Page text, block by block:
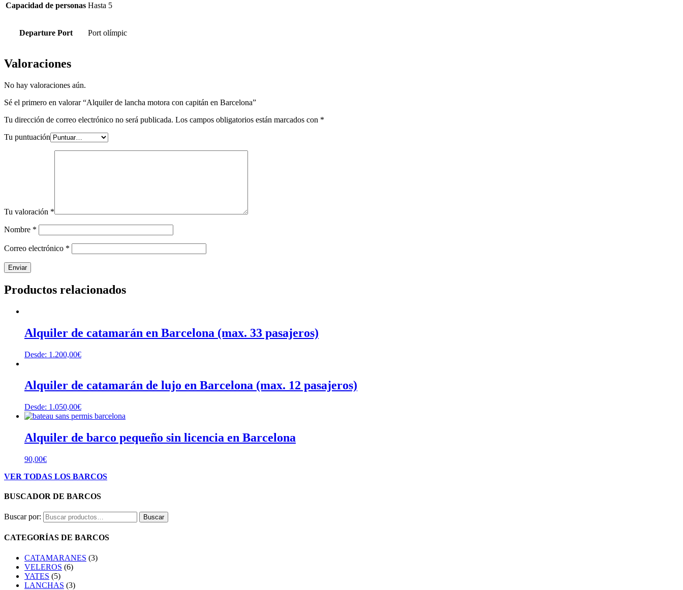
Capacidad de personas Hasta 5
Departure Port Port olímpic
Valoraciones
No hay valoraciones aún.
Sé el primero en valorar “Alquiler de lancha motora con capitán en Barcelona”
Tu dirección de correo electrónico no será publicada. Los campos obligatorios están marcados con *
Tu puntuación
Tu valoración *
Nombre *
Correo electrónico *
Productos relacionados
Alquiler de catamarán en Barcelona (max. 33 pasajeros)
Desde: 1.200,00€
Alquiler de catamarán de lujo en Barcelona (max. 12 pasajeros)
Desde: 1.050,00€
Alquiler de barco pequeño sin licencia en Barcelona
90,00€
VER TODAS LOS BARCOS
BUSCADOR DE BARCOS
Buscar por: Buscar
CATEGORÍAS DE BARCOS
CATAMARANES (3)
VELEROS (6)
YATES (5)
LANCHAS (3)